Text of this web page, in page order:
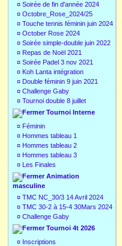
¤ Soirée de fin d'année 2024
¤ Octobre_Rose_2024/25
¤ Touche tennis féminin juin 2024
¤ October Rose 2024
¤ Soirée simple-double juin 2022
¤ Repas de Noël 2021
¤ Soirée Padel 3 nov 2021
¤ Koh Lanta intégration
¤ Double féminin 9 juin 2021
¤ Challenge Gaby
¤ Tournoi double 8 juillet
Tournoi Interne
¤ Féminin
¤ Hommes tableau 1
¤ Hommes tableau 2
¤ Hommes tableau 3
¤ Les Finales
Animation
masculine
¤ TMC NC_30/3 14 Avril 2024
¤ TMC 30-2 à 15-4 30Mars 2024
¤ Challenge Gaby
Tournoi 4t 2026
¤ Inscriptions